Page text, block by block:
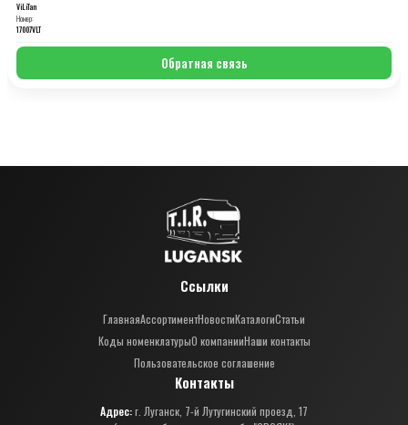
ViLiTan
Номер:
17007VLT
Обратная связь
Ссылки
ГлавнаяАссортиментНовостиКаталогиСтатьи
Коды номенклатурыО компанииНаши контакты
Пользовательское соглашение
Контакты
Адрес:г. Луганск, 7-й Лутугинский проезд, 17